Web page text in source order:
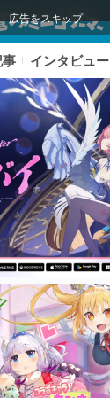
広告をスキップ
プ
る記事ランキング
インタビュー